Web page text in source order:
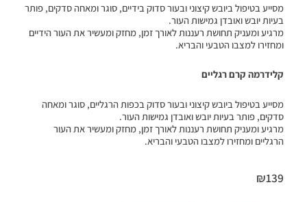
מסייע בטיפול ביובש קיצוני ובעור סדוק בידיים, סוגר ומאחה סדקים, פותר
בעיות יובש ואובדן גמישות העור.
מרגיע ומעניק תחושת רעננות לאורך זמן, מחזק ומעשיר את העור הידיים
ומחזירו למצבו הטבעי והבריא.
קלידרמה קרם רגליים
מסייע בטיפול ביובש קיצוני ובעור סדוק בכפות הרגליים, סוגר ומאחה
סדקים, פותר בעיות יובש ואובדן גמישות העור.
מרגיע ומעניק תחושת רעננות לאורך זמן, מחזק ומעשיר את העור
הרגליים ומחזירו למצבו הטבעי והבריא.
₪139